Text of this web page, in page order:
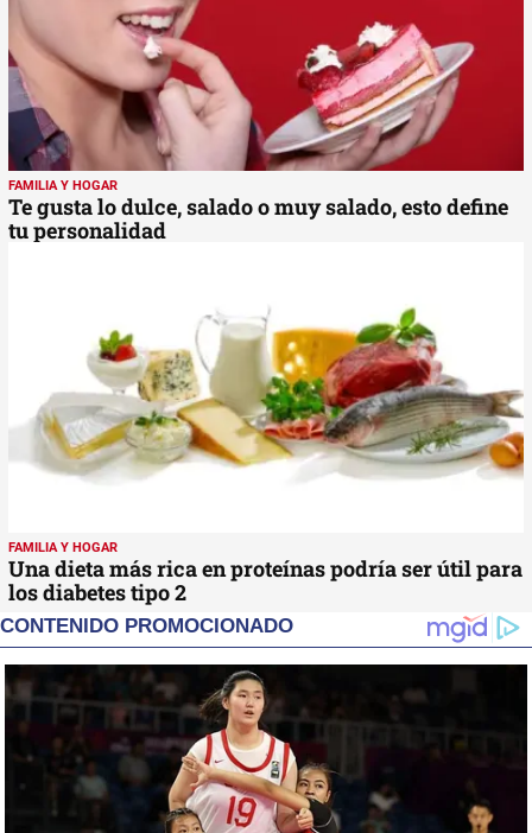
FAMILIA Y HOGAR
Te gusta lo dulce, salado o muy salado, esto define
tu personalidad
FAMILIA Y HOGAR
Una dieta más rica en proteínas podría ser útil para
los diabetes tipo 2
CONTENIDO PROMOCIONADO